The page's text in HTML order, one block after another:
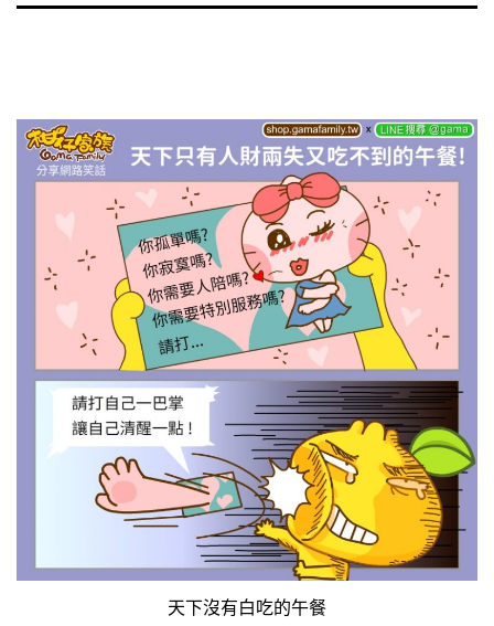
天下沒有白吃的午餐